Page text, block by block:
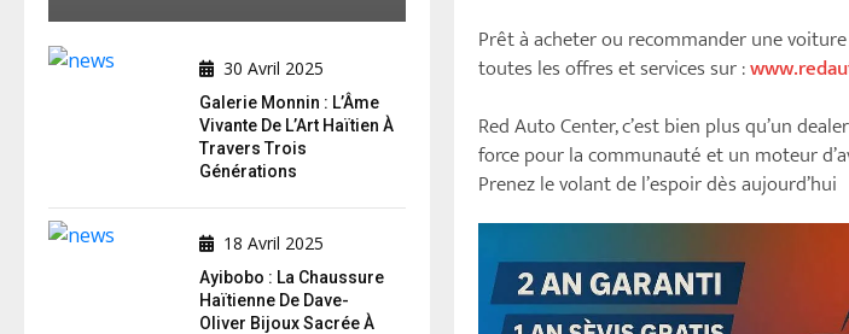
Prêt à acheter ou recommander une
toutes les offres et services sur :
Red Auto Center, c’est bien plus qu’un
force pour la communauté et un moteur
Prenez le volant de l’espoir dès aujourd’hui
30 Avril 2025
Galerie Monnin : L’Âme
Vivante De L’Art Haïtien À
Travers Trois
Générations
18 Avril 2025
Ayibobo : La Chaussure
Haïtienne De Dave-
Oliver Bijoux Sacrée À